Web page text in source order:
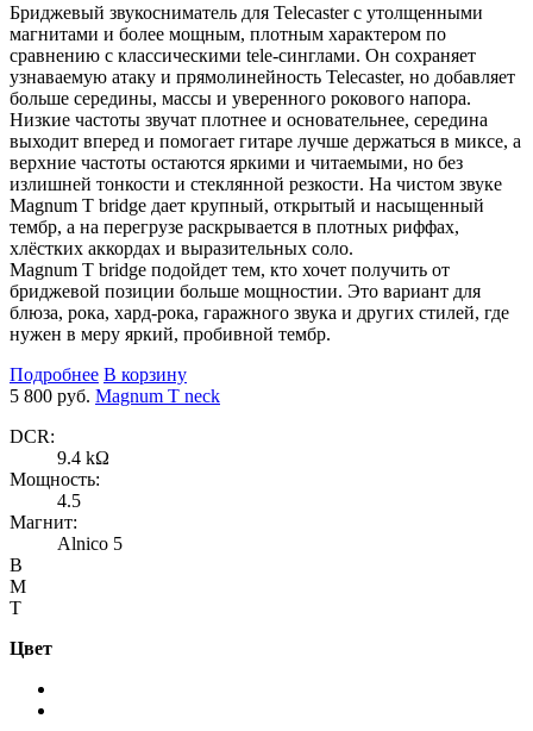
Бриджевый звукосниматель для Telecaster с утолщенными
магнитами и более мощным, плотным характером по
сравнению с классическими tele-синглами. Он сохраняет
узнаваемую атаку и прямолинейность Telecaster, но добавляет
больше середины, массы и уверенного рокового напора.
Низкие частоты звучат плотнее и основательнее, середина
выходит вперед и помогает гитаре лучше держаться в миксе, а
верхние частоты остаются яркими и читаемыми, но без
излишней тонкости и стеклянной резкости. На чистом звуке
Magnum T bridge дает крупный, открытый и насыщенный
тембр, а на перегрузе раскрывается в плотных риффах,
хлёстких аккордах и выразительных соло.
Magnum T bridge подойдет тем, кто хочет получить от
бриджевой позиции больше мощностии. Это вариант для
блюза, рока, хард-рока, гаражного звука и других стилей, где
нужен в меру яркий, пробивной тембр.
Подробнее В корзину
5 800 руб. Magnum T neck
DCR:
9.4 kΩ
Мощность:
4.5
Магнит:
Alnico 5
B
M
T
Цвет